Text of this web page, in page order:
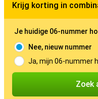
Krijg korting in
Je huidige 06-nummer
Nee, nieuw nummer
Ja, mijn 06-nummer
Zoek